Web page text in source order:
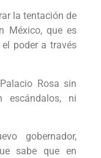
la tentación de
México, que es
poder a través
Rosa sin
escándalos, ni
gobernador,
sabe que en